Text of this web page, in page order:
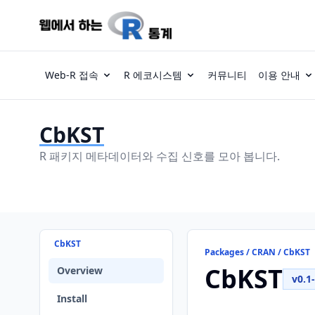
Web-R 접속 R 에코시스템 커뮤니티 이용 안내
CbKST
R 패키지 메타데이터와 수집 신호를 모아 봅니다.
CbKST
Overview
Install
Packages / CRAN / CbKST
CbKST